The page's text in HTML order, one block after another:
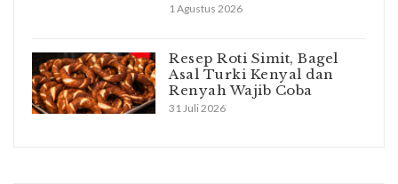
1 Agustus 2026
Resep Roti Simit, Bagel
Asal Turki Kenyal dan
Renyah Wajib Coba
31 Juli 2026